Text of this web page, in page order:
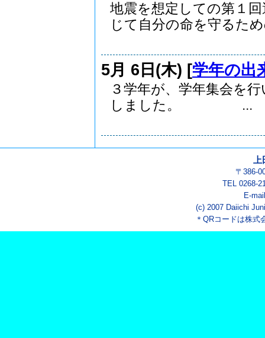
地震を想定しての第１
じて自分の命を守るた
5月 6日(木) [学年の出
３学年が、学年集会を
しました。 ...
〒386-
TEL 0268-
E-
(c) 2007 Daiichi
＊QRコードは株式